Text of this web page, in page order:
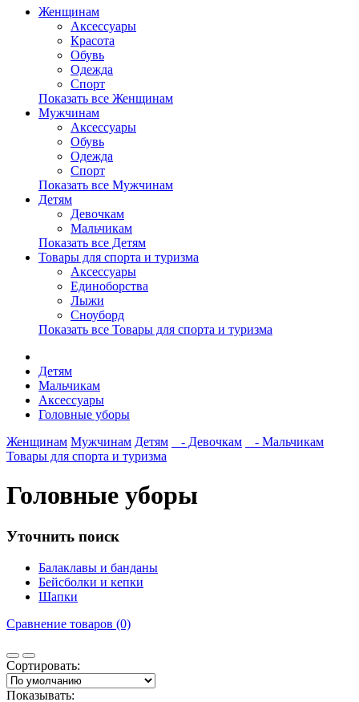
Женщинам
Аксессуары
Красота
Обувь
Одежда
Спорт
Показать все Женщинам
Мужчинам
Аксессуары
Обувь
Одежда
Спорт
Показать все Мужчинам
Детям
Девочкам
Мальчикам
Показать все Детям
Товары для спорта и туризма
Аксессуары
Единоборства
Лыжи
Сноуборд
Показать все Товары для спорта и туризма
Детям
Мальчикам
Аксессуары
Головные уборы
Женщинам Мужчинам Детям - Девочкам
- Мальчикам
Товары для спорта и туризма
Головные уборы
Уточнить поиск
Балаклавы и банданы
Бейсболки и кепки
Шапки
Сравнение товаров (0)
Сортировать:
Показывать: